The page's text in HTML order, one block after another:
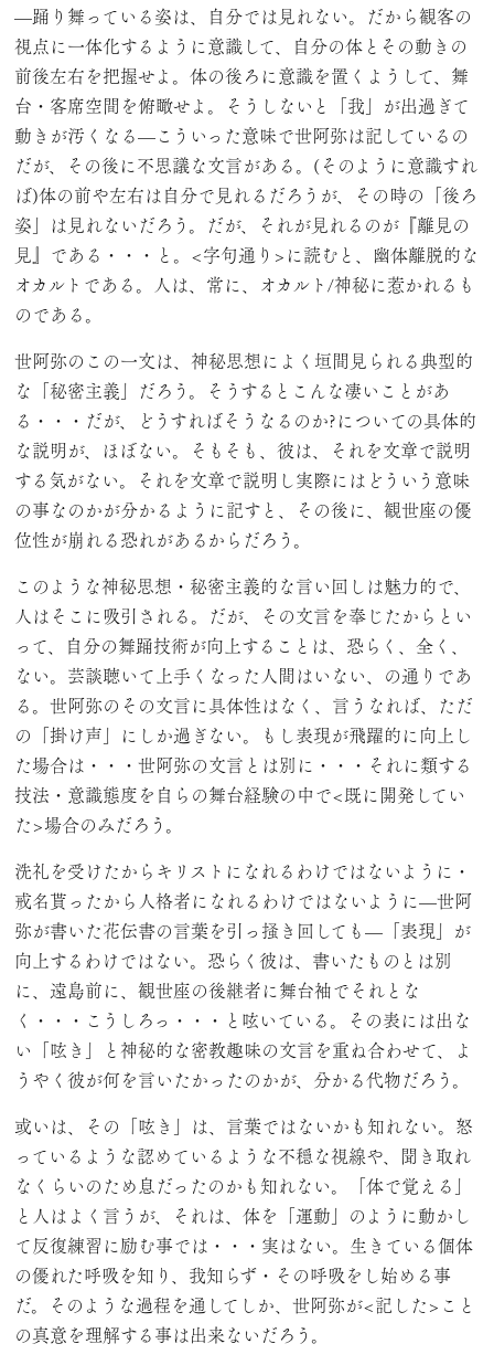
—踊り舞っている姿は、自分では見れない。だから観客の
視点に一体化するように意識して、自分の体とその動きの
前後左右を把握せよ。体の後ろに意識を置くようして、舞
台・客席空間を俯瞰せよ。そうしないと「我」が出過ぎて
動きが汚くなる—こういった意味で世阿弥は記しているの
だが、その後に不思議な文言がある。(そのように意識すれ
ば)体の前や左右は自分で見れるだろうが、その時の「後ろ
姿」は見れないだろう。だが、それが見れるのが『離見の
見』である・・・と。<字句通り>に読むと、幽体離脱的な
オカルトである。人は、常に、オカルト/神秘に惹かれるも
のである。
世阿弥のこの一文は、神秘思想によく垣間見られる典型的
な「秘密主義」だろう。そうするとこんな凄いことがあ
る・・・だが、どうすればそうなるのか?についての具体的
な説明が、ほぼない。そもそも、彼は、それを文章で説明
する気がない。それを文章で説明し実際にはどういう意味
の事なのかが分かるように記すと、その後に、観世座の優
位性が崩れる恐れがあるからだろう。
このような神秘思想・秘密主義的な言い回しは魅力的で、
人はそこに吸引される。だが、その文言を奉じたからとい
って、自分の舞踊技術が向上することは、恐らく、全く、
ない。芸談聴いて上手くなった人間はいない、の通りであ
る。世阿弥のその文言に具体性はなく、言うなれば、ただ
の「掛け声」にしか過ぎない。もし表現が飛躍的に向上し
た場合は・・・世阿弥の文言とは別に・・・それに類する
技法・意識態度を自らの舞台経験の中で<既に開発してい
た>場合のみだろう。
洗礼を受けたからキリストになれるわけではないように・
戒名貰ったから人格者になれるわけではないように—世阿
弥が書いた花伝書の言葉を引っ掻き回しても—「表現」が
向上するわけではない。恐らく彼は、書いたものとは別
に、遠島前に、観世座の後継者に舞台袖でそれとな
く・・・こうしろっ・・・と呟いている。その表には出な
い「呟き」と神秘的な密教趣味の文言を重ね合わせて、よ
うやく彼が何を言いたかったのかが、分かる代物だろう。
或いは、その「呟き」は、言葉ではないかも知れない。怒
っているような認めているような不穏な視線や、聞き取れ
なくらいのため息だったのかも知れない。「体で覚える」
と人はよく言うが、それは、体を「運動」のように動かし
て反復練習に励む事では・・・実はない。生きている個体
の優れた呼吸を知り、我知らず・その呼吸をし始める事
だ。そのような過程を通してしか、世阿弥が<記した>こと
の真意を理解する事は出来ないだろう。